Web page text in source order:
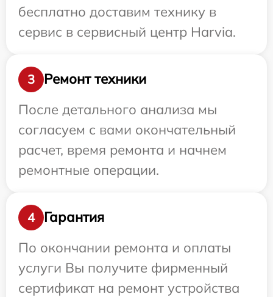
бесплатно доставим технику в
сервис в сервисный центр Harvia.
3
Ремонт техники
После детального анализа мы
согласуем с вами окончательный
расчет, время ремонта и начнем
ремонтные операции.
4
Гарантия
По окончании ремонта и оплаты
услуги Вы получите фирменный
сертификат на ремонт устройства